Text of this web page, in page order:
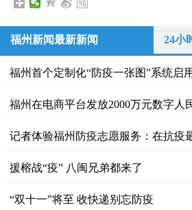
福州新闻最新新闻 24小
福州首个定制化“防疫一张图”系统启用
福州在电商平台发放2000万元数字人
记者体验福州防疫志愿服务：在抗疫
援榕战“疫” 八闽兄弟都来了
“双十一”将至 收快递别忘防疫